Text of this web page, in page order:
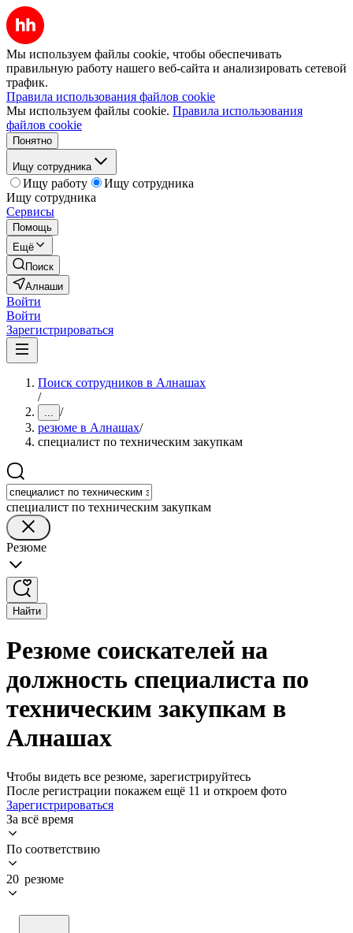
Мы используем файлы cookie, чтобы обеспечивать
правильную работу нашего веб-сайта и анализировать сетевой
трафик.
Правила использования файлов cookie
Мы используем файлы cookie. Правила использования
файлов cookie
Понятно
Ищу сотрудника
Ищу работу
Ищу сотрудника
Ищу сотрудника
Сервисы
Помощь
Ещё
Поиск
Алнаши
Войти
Войти
Зарегистрироваться
Поиск сотрудников в Алнашах
/
... /
резюме в Алнашах/
специалист по техническим закупкам
специалист по техническим закупкам
Резюме
Найти
Резюме соискателей на
должность специалиста по
техническим закупкам в
Алнашах
Чтобы видеть все резюме, зарегистрируйтесь
После регистрации покажем ещё 11 и откроем фото
Зарегистрироваться
За всё время
По соответствию
20 резюме